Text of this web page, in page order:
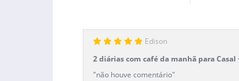
Edison
2 diárias com café da manhã para
"não houve comentário"